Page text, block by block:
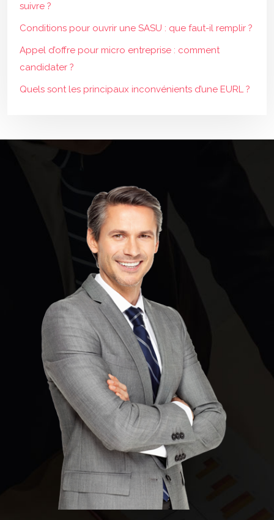
suivre ?
Conditions pour ouvrir une SASU : que faut-il remplir ?
Appel d’offre pour micro entreprise : comment
candidater ?
Quels sont les principaux inconvénients d’une EURL ?